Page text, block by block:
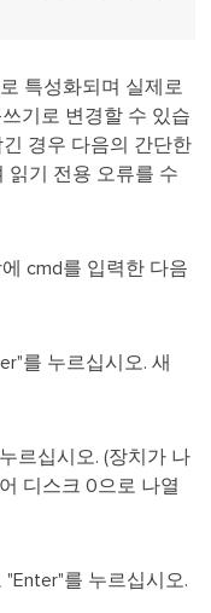
특성화되며 실제로
기로 변경할 수 있습
경우 다음의 간단한
읽기 전용 오류를 수
cmd를 입력한 다음
를 누르십시오. 새
르십시오. (장치가 나
디스크 0으로 나열
를 누르십시오.